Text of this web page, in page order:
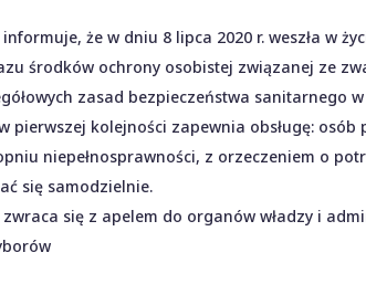
że w dniu 8 lipca 2020 r. weszła w
środków ochrony osobistej związanej ze
zasad bezpieczeństwa sanitarnego
pierwszej kolejności zapewnia obsługę:
niepełnosprawności, z orzeczeniem o
się samodzielnie.
się z apelem do organów władzy i